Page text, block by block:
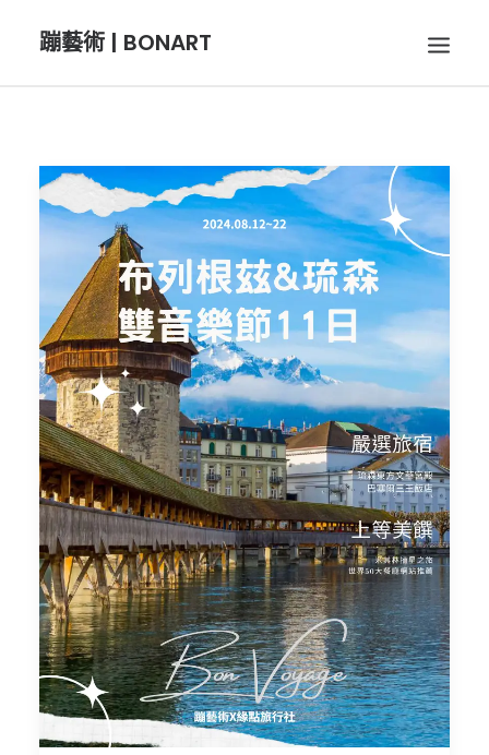
蹦藝術 | BONART
BON呼吸
BON攝影
BON插畫
BON旅行
節慶長笛樂團
關於我們
會員專區
SEARCH